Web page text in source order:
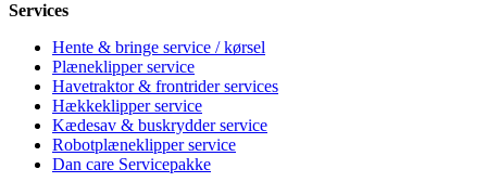
Services
Hente & bringe service / kørsel
Plæneklipper service
Havetraktor & frontrider services
Hækkeklipper service
Kædesav & buskrydder service
Robotplæneklipper service
Dan care Servicepakke